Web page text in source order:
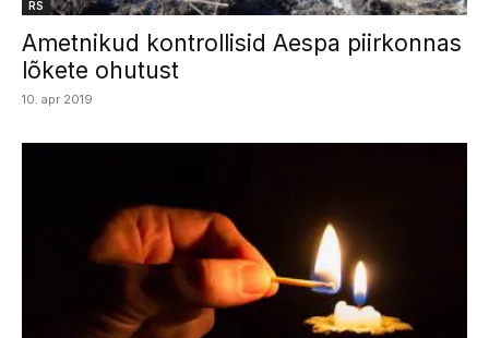
RS
Ametnikud kontrollisid Aespa piirkonnas
lõkete ohutust
10. apr 2019